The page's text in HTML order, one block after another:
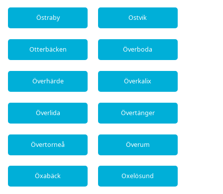
Östraby Ostvik
Otterbäcken Överboda
Överhärde Överkalix
Överlida Övertänger
Övertorneå Överum
Öxabäck Oxelösund